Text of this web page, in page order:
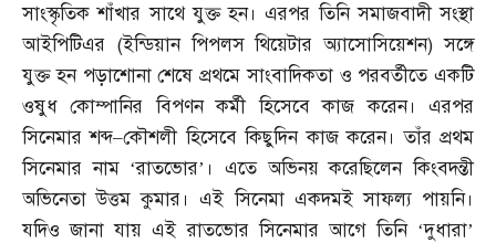
সাংস্কৃতিক শাঁখার সাথে যুক্ত হন। এরপর তিনি সমাজবাদী সংস্থা
আইপিটিএর (ইন্ডিয়ান পিপলস থিয়েটার অ্যাসোসিয়েশন)সঙ্গে
যুক্ত হন পড়াশোনা শেষে প্রথমে সাংবাদিকতা ও পরবর্তীতে একটি
ওষুধ কোম্পানির বিপণন কর্মী হিসেবে কাজ করেন। এরপর
সিনেমার শব্দ–কৌশলী হিসেবে কিছুদিন কাজ করেন। তাঁর প্রথম
সিনেমার নাম ‘রাতভোর’। এতে অভিনয় করেছিলেন কিংবদন্তী
অভিনেতা উত্তম কুমার। এই সিনেমা একদমই সাফল্য পায়নি।
যদিও জানা যায় এই রাতভোর সিনেমার আগে তিনি ‘দুধারা’